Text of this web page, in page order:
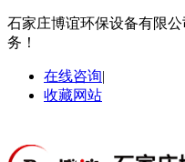
石家庄博谊环保设备有限
务！
在线咨询|
收藏网站